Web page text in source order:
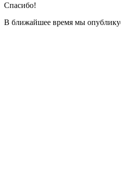
Спасибо!
В ближайшее время мы